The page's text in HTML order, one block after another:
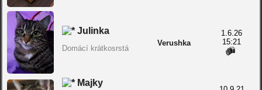
Julinka
Domácí krátkosrstá
Verushka
1.6.26
15:21
Majky